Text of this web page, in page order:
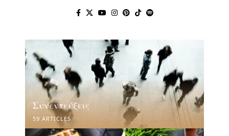
Συνεντεύξεις
59 ARTICLES